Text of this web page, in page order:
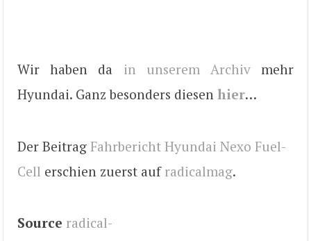
Wir haben da in unserem Archivmehr
Hyundai. Ganz besonders diesen hier…
Der Beitrag Fahrbericht Hyundai Nexo Fuel-
Cell erschien zuerst auf radicalmag.
Source radical-